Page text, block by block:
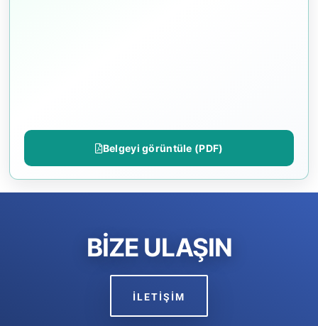
Belgeyi görüntüle (PDF)
BİZE ULAŞIN
İLETİŞİM